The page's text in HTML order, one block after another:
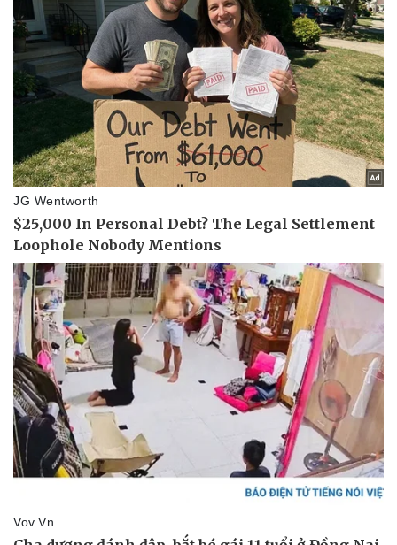
Bóng đá
Lịch thi đấu bóng đá
Thế giới thể thao
eSports
Hậu trường
Xe máy
Tư vấn